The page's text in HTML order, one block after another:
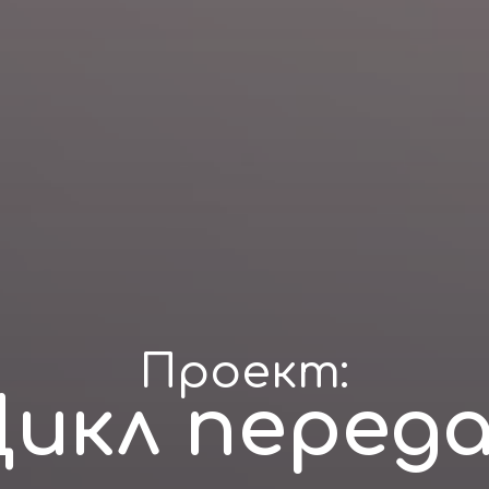
Проект: